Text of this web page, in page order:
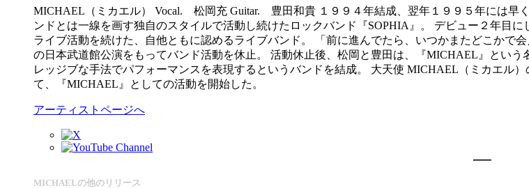
MICHAEL（ミカエル） Vocal. 松岡充 Guitar. 豊田和貴 １９９４年結成、翌年１９９５年には早
ンドとは一線を画す独自のスタイルで活動し続けたロックバンド『SOPHIA』。 デビュー２年目
ライブ活動を続けた、自他ともに認めるライブバンド。 「前に進んでたら、いつかまたどこか
の日本武道館公演をもってバンド活動を休止。 活動休止後、松岡と豊田は、『MICHAEL』とい
レッジブな手法でパフォーマンスを表現するというバンドを結成。 大天使 MICHAEL（ミカエル
て、『MICHAEL』としての活動を開始した。
アーティストページへ
MICHAELの他のリリース